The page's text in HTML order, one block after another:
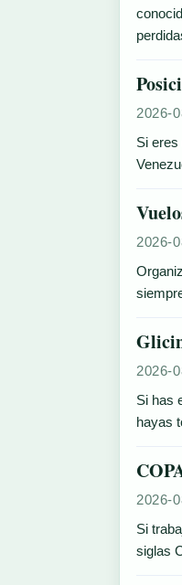
2026-
Si
2026-
2026-
Si has
hayas
2026-
Si
siglas